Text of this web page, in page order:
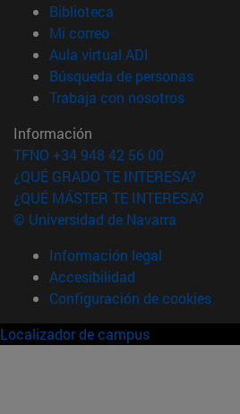
Biblioteca
Mi correo(abre en nueva
Aula virtual ADI
Búsqueda de personas(abre
Trabaja con nosotros(abre en
Información
TFNO +34 948 42 56 00
¿QUÉ GRADO TE INTERESA?
¿QUÉ MÁSTER TE INTERESA?
© Universidad de Navarra
Información legal
Accesibilidad
Configuración de cookies
Localizador de campus